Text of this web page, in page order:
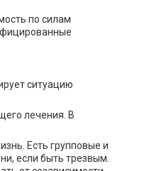
по силам
ситуацию
лечения. В
Есть групповые и
если быть трезвым.